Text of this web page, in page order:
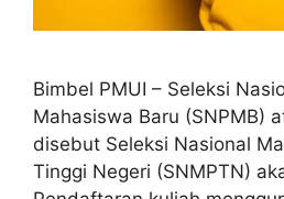
Bimbel PMUI – Seleksi
Mahasiswa Baru (SNPMB)
disebut Seleksi Nasional
Tinggi Negeri (SNMPTN)